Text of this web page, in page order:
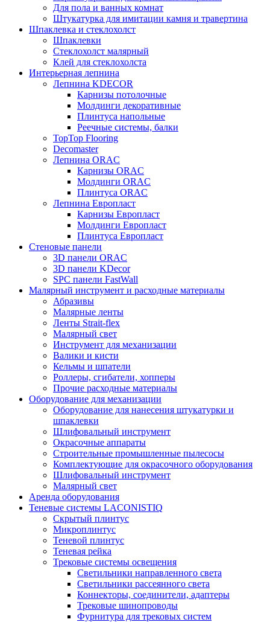
Для пола и ванных комнат
Штукатурка для имитации камня и травертина
Шпаклевка и стеклохолст
Шпаклевки
Стеклохолст малярный
Клей для стеклохолста
Интерьерная лепнина
Лепнина KDECOR
Карнизы потолочные
Молдинги декоративные
Плинтуса напольные
Реечные системы, балки
TopTop Flooring
Decomaster
Лепнина ORAC
Карнизы ORAC
Молдинги ORAC
Плинтуса ORAC
Лепнина Европласт
Карнизы Европласт
Молдинги Европласт
Плинтуса Европласт
Стеновые панели
3D панели ORAC
3D панели KDecor
SPC панели FastWall
Малярный инструмент и расходные материалы
Абразивы
Малярные ленты
Ленты Strait-flex
Малярный свет
Инструмент для механизации
Валики и кисти
Кельмы и шпатели
Роллеры, сгибатели, хопперы
Прочие расходные материалы
Оборудование для механизации
Оборудование для нанесения штукатурки и
шпаклевки
Шлифовальный инструмент
Окрасочные аппараты
Строительные промышленные пылесосы
Комплектующие для окрасочного оборудования
Шлифовальный инструмент
Малярный свет
Аренда оборудования
Теневые системы LACONISTIQ
Скрытый плинтус
Микроплинтус
Теневой плинтус
Теневая рейка
Трековые системы освещения
Светильники направленного света
Светильники рассеянного света
Коннекторы, соединители, адаптеры
Трековые шинопроводы
Фурнитура для трековых систем